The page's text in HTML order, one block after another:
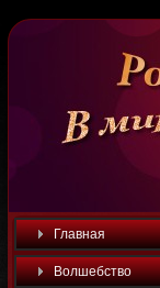
Главная
Волшебство